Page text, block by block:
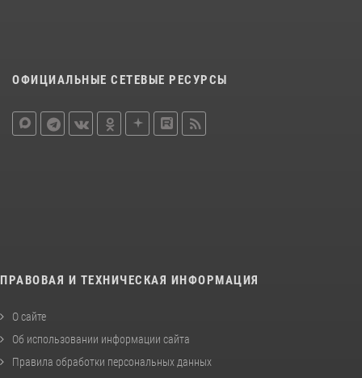
ОФИЦИАЛЬНЫЕ СЕТЕВЫЕ РЕСУРСЫ
ПРАВОВАЯ И ТЕХНИЧЕСКАЯ ИНФОРМАЦИЯ
О сайте
Об использовании информации сайта
Правила обработки персональных данных